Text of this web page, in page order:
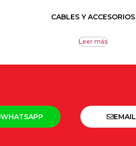
CABLES Y ACCESORIOS
Leer más
WHATSAPP EMAIL